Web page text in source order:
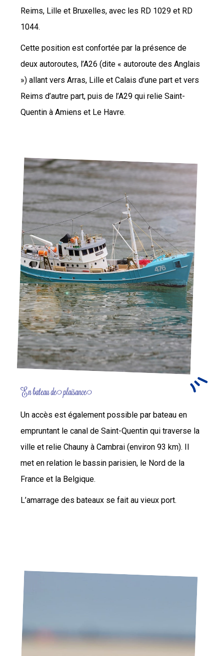
Reims, Lille et Bruxelles, avec les RD 1029 et RD
1044.
Cette position est confortée par la présence de
deux autoroutes, l’A26 (dite « autoroute des Anglais
») allant vers Arras, Lille et Calais d’une part et vers
Reims d’autre part, puis de l’A29 qui relie Saint-
Quentin à Amiens et Le Havre.
En bateau de plaisance
Un accès est également possible par bateau en
empruntant le canal de Saint-Quentin qui traverse la
ville et relie Chauny à Cambrai (environ 93 km). Il
met en relation le bassin parisien, le Nord de la
France et la Belgique.
L’amarrage des bateaux se fait au vieux port.